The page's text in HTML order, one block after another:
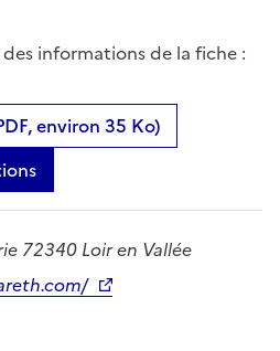
informations de la fiche :
environ 35 Ko)
72340 Loir en Vallée